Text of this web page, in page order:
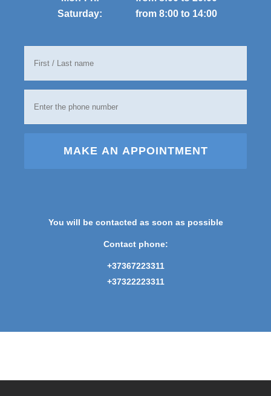
Saturday:
from 8:00 to 14:00
MAKE AN APPOINTMENT
You will be contacted as soon as possible
Contact phone:
+37367223311
+37322223311